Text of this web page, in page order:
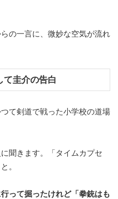
の一言に、微妙な空気が流れ
て圭介の告白
て剣道で戦った小学校の道場
聞きます。「タイムカプセ
。
って掘ったけれど「拳銃はも